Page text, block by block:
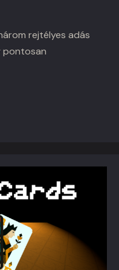
rejtélyes adás
pontosan